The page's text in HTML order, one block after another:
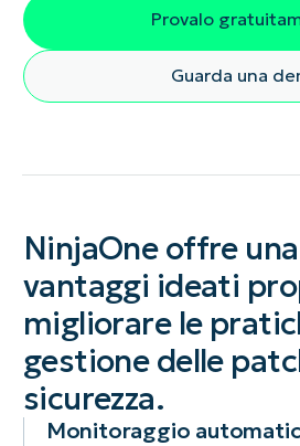
Provalo
Guarda una
NinjaOne offre
vantaggi ideati
migliorare le
gestione delle
sicurezza.
Monitoraggio